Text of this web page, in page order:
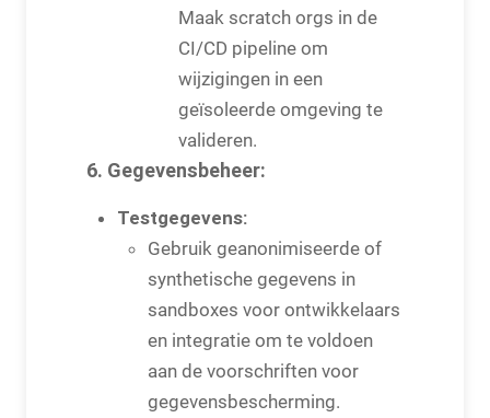
Maak scratch orgs in de
CI/CD pipeline om
wijzigingen in een
geïsoleerde omgeving te
valideren.
6. Gegevensbeheer:
Testgegevens:
Gebruik geanonimiseerde of
synthetische gegevens in
sandboxes voor ontwikkelaars
en integratie om te voldoen
aan de voorschriften voor
gegevensbescherming.